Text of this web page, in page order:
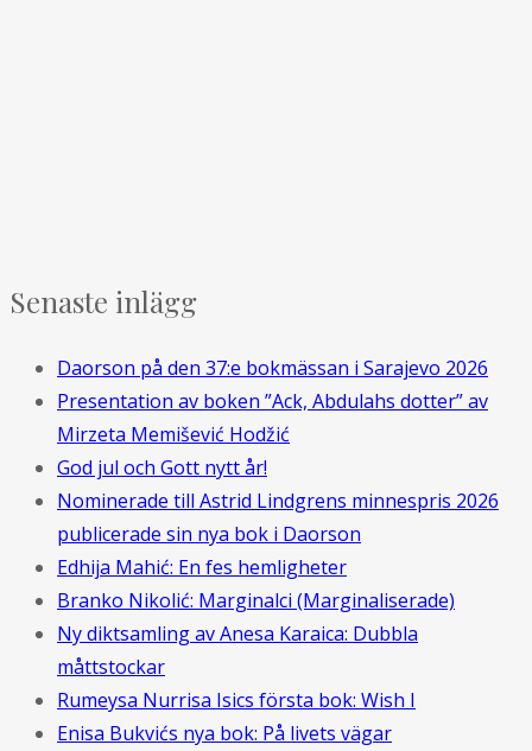
Senaste inlägg
Daorson på den 37:e bokmässan i Sarajevo 2026
Presentation av boken ”Ack, Abdulahs dotter” av
Mirzeta Memišević Hodžić
God jul och Gott nytt år!
Nominerade till Astrid Lindgrens minnespris 2026
publicerade sin nya bok i Daorson
Edhija Mahić: En fes hemligheter
Branko Nikolić: Marginalci (Marginaliserade)
Ny diktsamling av Anesa Karaica: Dubbla
måttstockar
Rumeysa Nurrisa Isics första bok: Wish I
Enisa Bukvićs nya bok: På livets vägar